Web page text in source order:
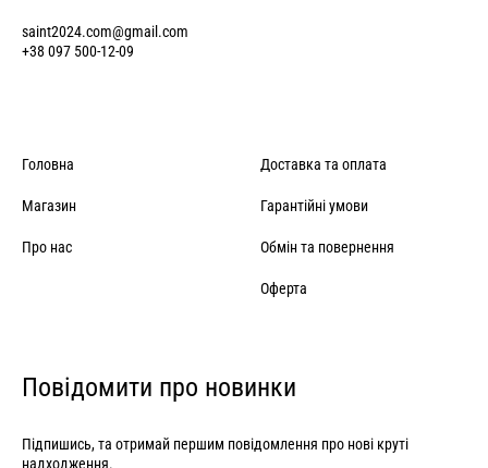
saint2024.com@gmail.com
+38 097 500-12-09
Головна
Магазин
Про нас
Доставка та оплата
Гарантійні умови
Обмін та повернення
Оферта
Повідомити про новинки
Підпишись, та отримай першим повідомлення про нові круті
надходження.